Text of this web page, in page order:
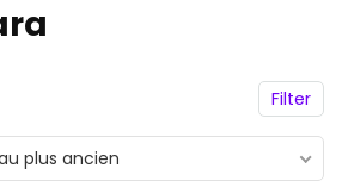
Filter
plus ancien